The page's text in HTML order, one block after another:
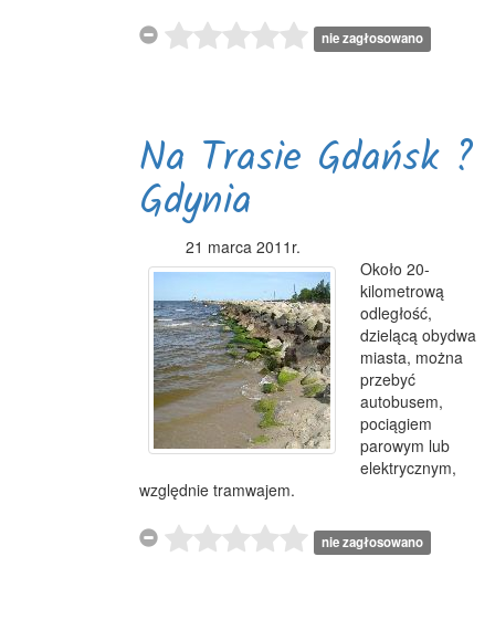
nie zagłosowano
Na Trasie Gdańsk ?
Gdynia
21 marca 2011r.
Około 20-
kilometrową
odległość,
dzielącą obydwa
miasta, można
przebyć
autobusem,
pociągiem
parowym lub
elektrycznym,
względnie tramwajem.
nie zagłosowano